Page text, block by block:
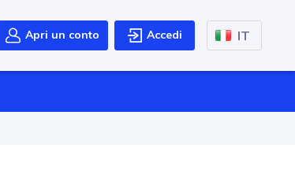
Apri un conto Accedi IT